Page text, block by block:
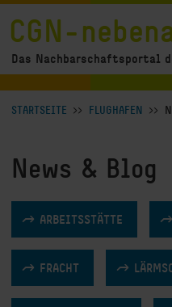
CGN-
Das Nachbarschaftsportal
STARTSEITE FLUGHAFEN
News & Blog
ARBEITSSTÄTTE
FRACHT